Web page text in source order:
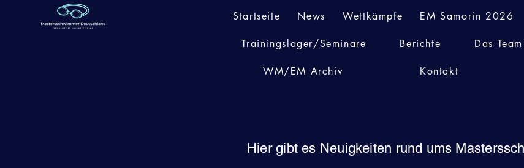
Startseite News Wettkämpfe EM Samorin 2026
Trainingslager/Seminare Berichte Das Team
WM/EM Archiv Kontakt
Hier gibt es Neuigkeiten rund ums